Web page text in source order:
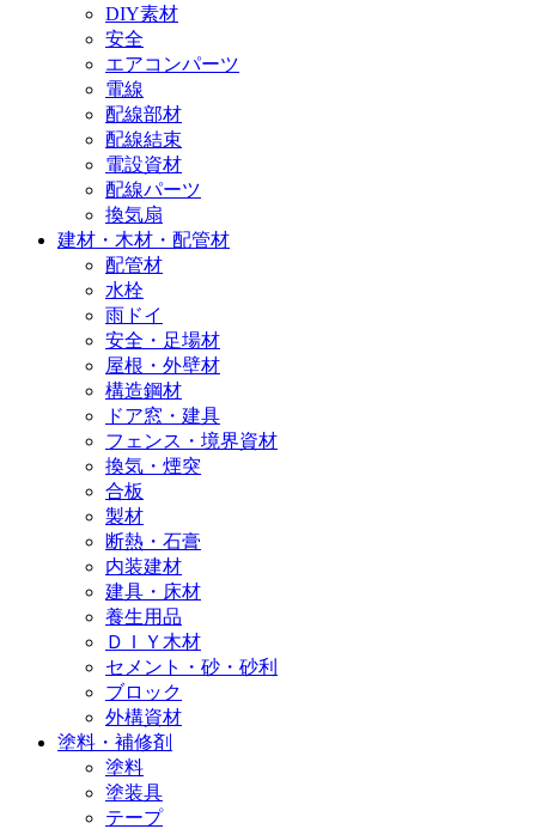
DIY素材
安全
エアコンパーツ
電線
配線部材
配線結束
電設資材
配線パーツ
換気扇
建材・木材・配管材
配管材
水栓
雨ドイ
安全・足場材
屋根・外壁材
構造鋼材
ドア窓・建具
フェンス・境界資材
換気・煙突
合板
製材
断熱・石膏
内装建材
建具・床材
養生用品
ＤＩＹ木材
セメント・砂・砂利
ブロック
外構資材
塗料・補修剤
塗料
塗装具
テープ